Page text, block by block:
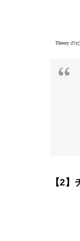
Theory の
【2